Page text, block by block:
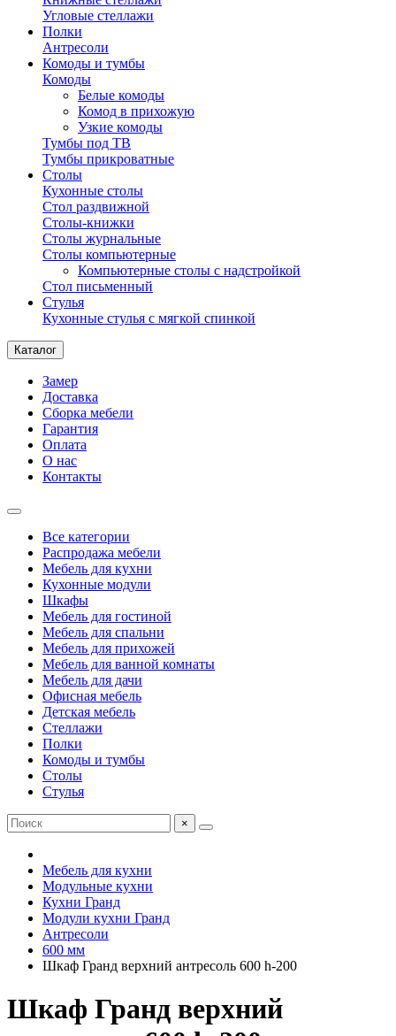
Угловые стеллажи
Полки
Антресоли
Комоды и тумбы
Комоды
Белые комоды
Комод в прихожую
Узкие комоды
Тумбы под ТВ
Тумбы прикроватные
Столы
Кухонные столы
Стол раздвижной
Столы-книжки
Столы журнальные
Столы компьютерные
Компьютерные столы с надстройкой
Стол письменный
Стулья
Кухонные стулья с мягкой спинкой
Каталог
Замер
Доставка
Сборка мебели
Гарантия
Оплата
О нас
Контакты
Все категории
Распродажа мебели
Мебель для кухни
Кухонные модули
Шкафы
Мебель для гостиной
Мебель для спальни
Мебель для прихожей
Мебель для ванной комнаты
Мебель для дачи
Офисная мебель
Детская мебель
Стеллажи
Полки
Комоды и тумбы
Столы
Стулья
×
Мебель для кухни
Модульные кухни
Кухни Гранд
Модули кухни Гранд
Антресоли
600 мм
Шкаф Гранд верхний антресоль 600 h-200
Шкаф Гранд верхний